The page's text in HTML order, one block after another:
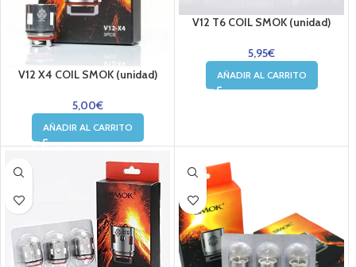
V12 X4 COIL SMOK (unidad)
5,00€
AÑADIR AL CARRITO
V12 T6 COIL SMOK (unidad)
5,95€
AÑADIR AL CARRITO